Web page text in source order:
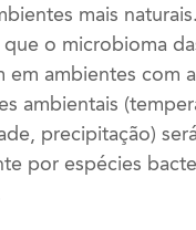
mais
o microbioma
em ambientes com
ambientais
precipitação)
por espécies